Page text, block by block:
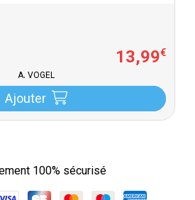
13,99€
A. VOGEL
Ajouter
100% sécurisé